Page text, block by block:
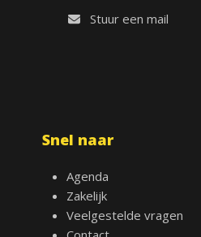
Stuur een mail
Snel naar
Agenda
Zakelijk
Veelgestelde vragen